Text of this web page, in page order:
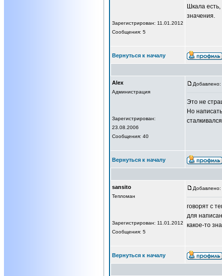
Зарегистрирован: 11.01.2012
Сообщения: 5
Шкала
значения.
Вернуться к началу
Alex
Администрация
Зарегистрирован:
23.08.2006
Сообщения: 40
Это не
Но
Вернуться к началу
sansito
Тепломан
Зарегистрирован: 11.01.2012
Сообщения: 5
Добавлено:
говорят с
для
какое-то
Вернуться к началу